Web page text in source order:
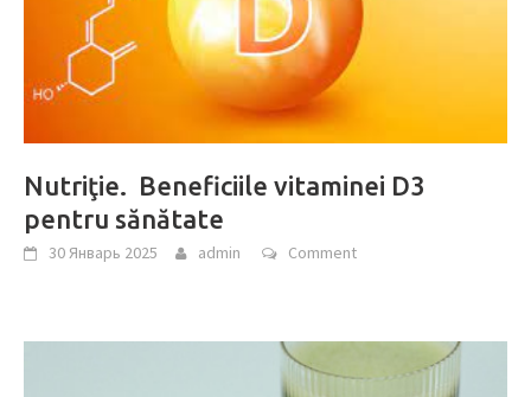
Nutriţie. Beneficiile vitaminei D3
pentru sănătate
30 Январь 2025 admin Comment